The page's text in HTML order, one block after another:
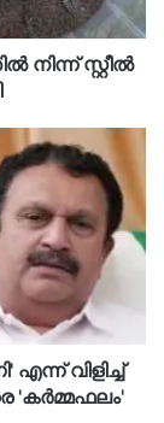
നിന്ന് സ്റ്റീൽ
വിളിച്ച്
'കർമ്മഫലം'